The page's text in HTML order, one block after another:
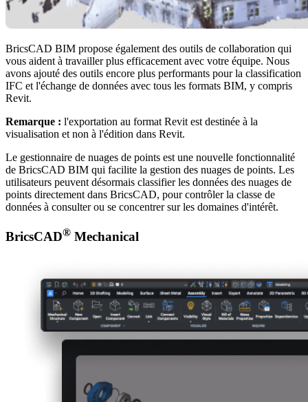
BricsCAD BIM propose également des outils de collaboration qui
vous aident à travailler plus efficacement avec votre équipe. Nous
avons ajouté des outils encore plus performants pour la classification
IFC et l'échange de données avec tous les formats BIM, y compris
Revit.
Remarque : l'exportation au format Revit est destinée à la
visualisation et non à l'édition dans Revit.
Le gestionnaire de nuages de points est une nouvelle fonctionnalité
de BricsCAD BIM qui facilite la gestion des nuages de points. Les
utilisateurs peuvent désormais classifier les données des nuages de
points directement dans BricsCAD, pour contrôler la classe de
données à consulter ou se concentrer sur les domaines d'intérêt.
BricsCAD® Mechanical